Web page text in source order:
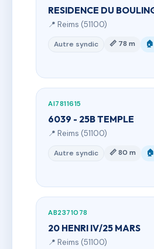
RESIDENCE DU
📍 Reims (51100)
Autre syndic 📏 78 m
AI7811615
6039 - 25B TEMPLE
📍 Reims (51100)
Autre syndic 📏 80 m
AB2371078
20 HENRI IV/25 MARS
📍 Reims (51100)